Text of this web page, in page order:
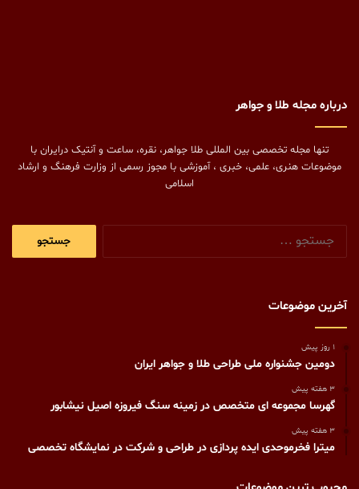
درباره مجله طلا و جواهر
تنها مجله تخصصی بین المللی طلا جواهر، نقره، ساعت و آنتیک درایران با
موضوعات هنری، علمی، خبری ، آموزشی با مجوز رسمی از وزارت فرهنگ و ارشاد
اسلامی
آخرین موضوعات
1 روز پیش
دومین جشنواره ملی طراحی طلا و جواهر ایران
3 هفته پیش
گهرسا مجموعه ای متخصص در زمینه سنگ فیروزه اصیل نیشابور
3 هفته پیش
میترا فخرموحدی ایده پردازی در طراحی و شرکت در نمایشگاه تخصصی